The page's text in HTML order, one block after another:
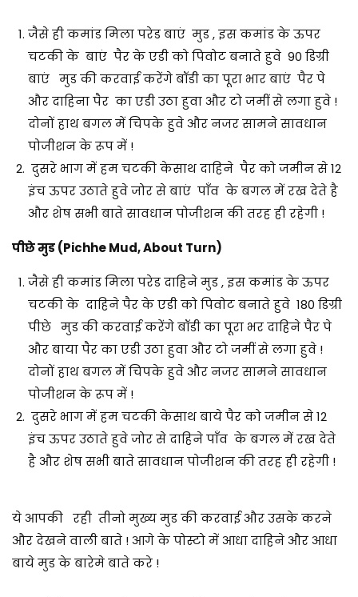
जैसे ही कमांड मिला परेड बाएं मुड , इस कमांड के ऊपर
चटकी के बाएं पैर के एडी को पिवोट बनाते हुवे 90 डिग्री
बाएं मुड की करवाई करेंगे बॉडी का पूरा भार बाएं पैर पे
और दाहिना पैर का एडी उठा हुवा और टो जमीं से लगा हुवे !
दोनों हाथ बगल में चिपके हुवे और नजर सामने सावधान
पोजीशन के रूप में !
दुसरे भाग में हम चटकी केसाथ दाहिने पैर को जमीन से 12
इंच ऊपर उठाते हुवे जोर से बाएं पाँव के बगल में रख देते है
और शेष सभी बाते सावधान पोजीशन की तरह ही रहेगी !
पीछे मुड (Pichhe Mud, About Turn)
जैसे ही कमांड मिला परेड दाहिने मुड , इस कमांड के ऊपर
चटकी के दाहिने पैर के एडी को पिवोट बनाते हुवे 180 डिग्री
पीछे मुड की करवाई करेंगे बॉडी का पूरा भर दाहिने पैर पे
और बाया पैर का एडी उठा हुवा और टो जमीं से लगा हुवे !
दोनों हाथ बगल में चिपके हुवे और नजर सामने सावधान
पोजीशन के रूप में !
दुसरे भाग में हम चटकी केसाथ बाये पैर को जमीन से 12
इंच ऊपर उठाते हुवे जोर से दाहिने पाँव के बगल में रख देते
है और शेष सभी बाते सावधान पोजीशन की तरह ही रहेगी !
ये आपकी रही तीनो मुख्य मुड की करवाई और उसके करने
और देखने वाली बाते ! आगे के पोस्टो में आधा दाहिने और आधा
बाये मुड के बारेमे बाते करे !